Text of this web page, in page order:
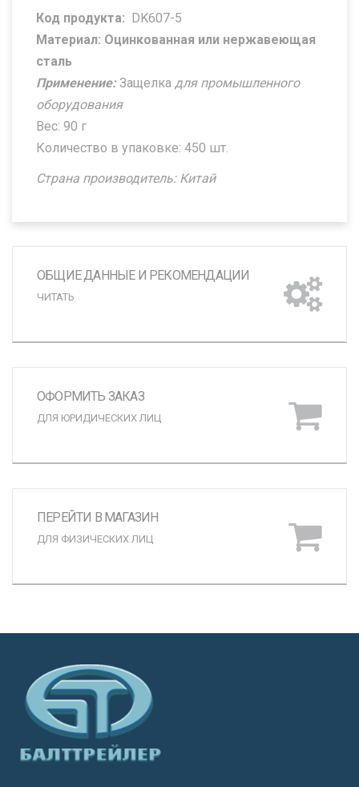
Код продукта:
DK607-5
Материал: Оцинкованная или нержавеющая
сталь
Применение:Защелка для промышленного
оборудования
Вес: 90 г
Количество в упаковке: 450 шт.
Страна производитель: Китай
ОБЩИЕ ДАННЫЕ И РЕКОМЕНДАЦИИ
ЧИТАТЬ
ОФОРМИТЬ ЗАКАЗ
ДЛЯ ЮРИДИЧЕСКИХ ЛИЦ
ПЕРЕЙТИ В МАГАЗИН
ДЛЯ ФИЗИЧЕСКИХ ЛИЦ